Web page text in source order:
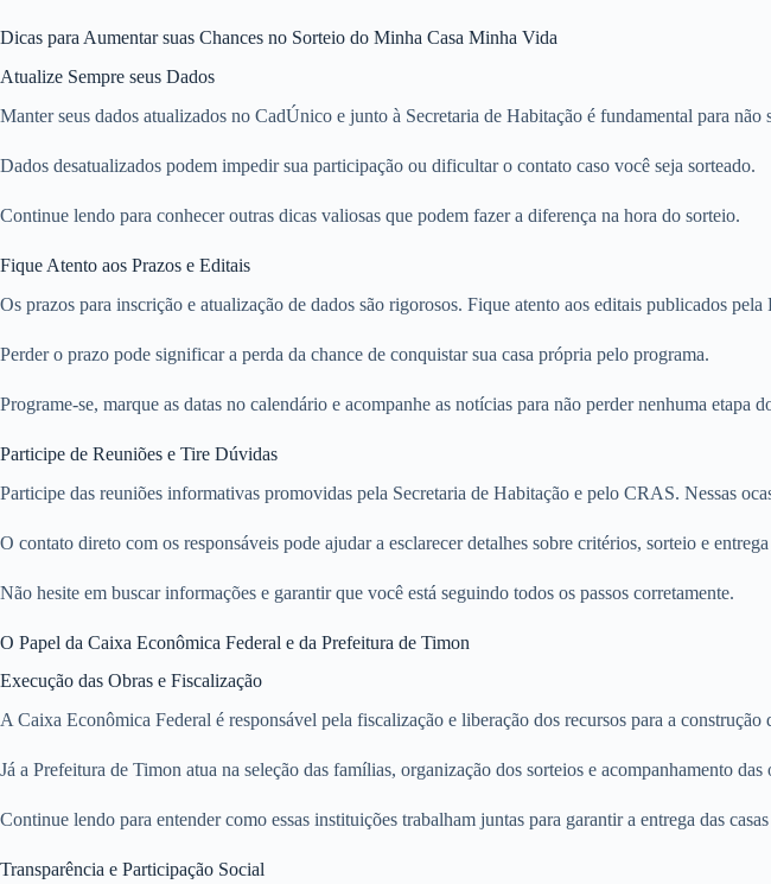
Dicas para Aumentar suas Chances no Sorteio do Minha Casa Minha Vida
Atualize Sempre seus Dados
Manter seus dados atualizados no CadÚnico e junto à Secretaria de Habitação é fundamental para não
Dados desatualizados podem impedir sua participação ou dificultar o contato caso você seja sorteado.
Continue lendo para conhecer outras dicas valiosas que podem fazer a diferença na hora do sorteio.
Fique Atento aos Prazos e Editais
Os prazos para inscrição e atualização de dados são rigorosos. Fique atento aos editais publicados
Perder o prazo pode significar a perda da chance de conquistar sua casa própria pelo programa.
Programe-se, marque as datas no calendário e acompanhe as notícias para não perder nenhuma etapa
Participe de Reuniões e Tire Dúvidas
Participe das reuniões informativas promovidas pela Secretaria de Habitação e pelo CRAS. Nessas
O contato direto com os responsáveis pode ajudar a esclarecer detalhes sobre critérios, sorteio e entrega
Não hesite em buscar informações e garantir que você está seguindo todos os passos corretamente.
O Papel da Caixa Econômica Federal e da Prefeitura de Timon
Execução das Obras e Fiscalização
A Caixa Econômica Federal é responsável pela fiscalização e liberação dos recursos para a construção
Já a Prefeitura de Timon atua na seleção das famílias, organização dos sorteios e acompanhamento
Continue lendo para entender como essas instituições trabalham juntas para garantir a entrega das
Transparência e Participação Social